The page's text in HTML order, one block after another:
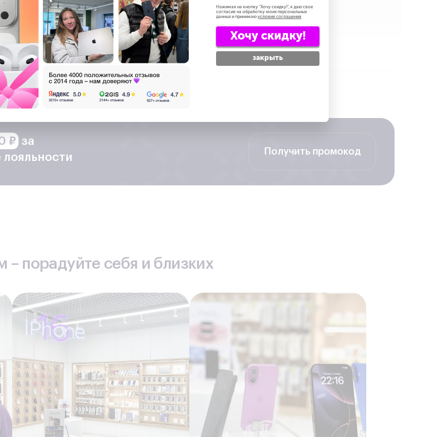
Показать текст
свою покупку ещё выгоднее
₽ за
Получить промокод
порадуйте себя и близких
Нажимая на кнопку "Хочу скидку!", я даю свое
согласие на обработку моих персональных
данных и принимаю условия соглашения
Хочу скидку!
закрыть